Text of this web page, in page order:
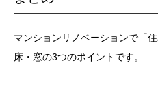
マンションリノベーションで「
床・窓の3つのポイントです。